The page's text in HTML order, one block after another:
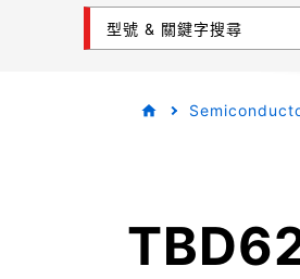
型號 & 關鍵字搜尋